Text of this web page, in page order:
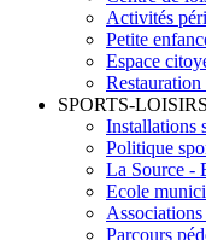
Activités
Petite
Espace
SPORTS-
Installations
Politique
La Source -
Ecole
Parcours